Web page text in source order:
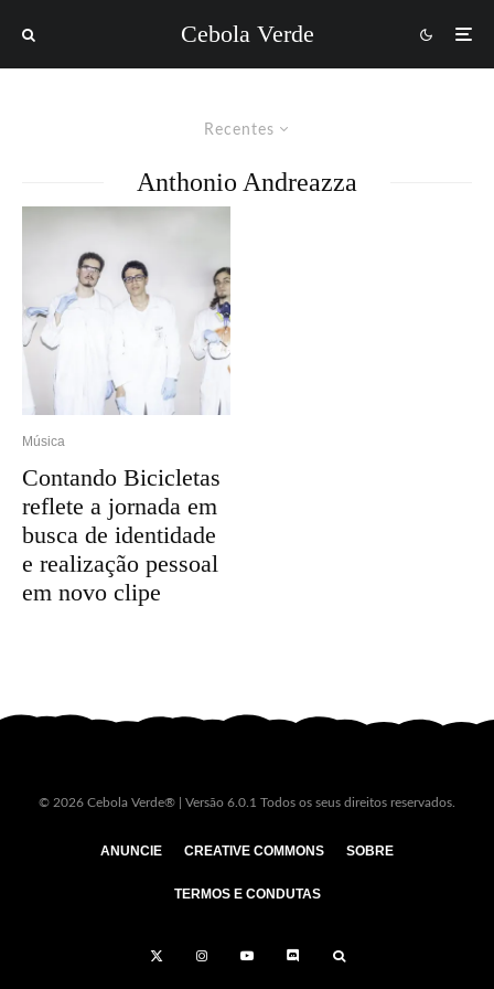
Cebola Verde
Recentes
Anthonio Andreazza
Música
Contando Bicicletas
reflete a jornada em
busca de identidade
e realização pessoal
em novo clipe
© 2026 Cebola Verde® | Versão 6.0.1 Todos os seus direitos reservados.
ANUNCIE CREATIVE COMMONS SOBRE
TERMOS E CONDUTAS